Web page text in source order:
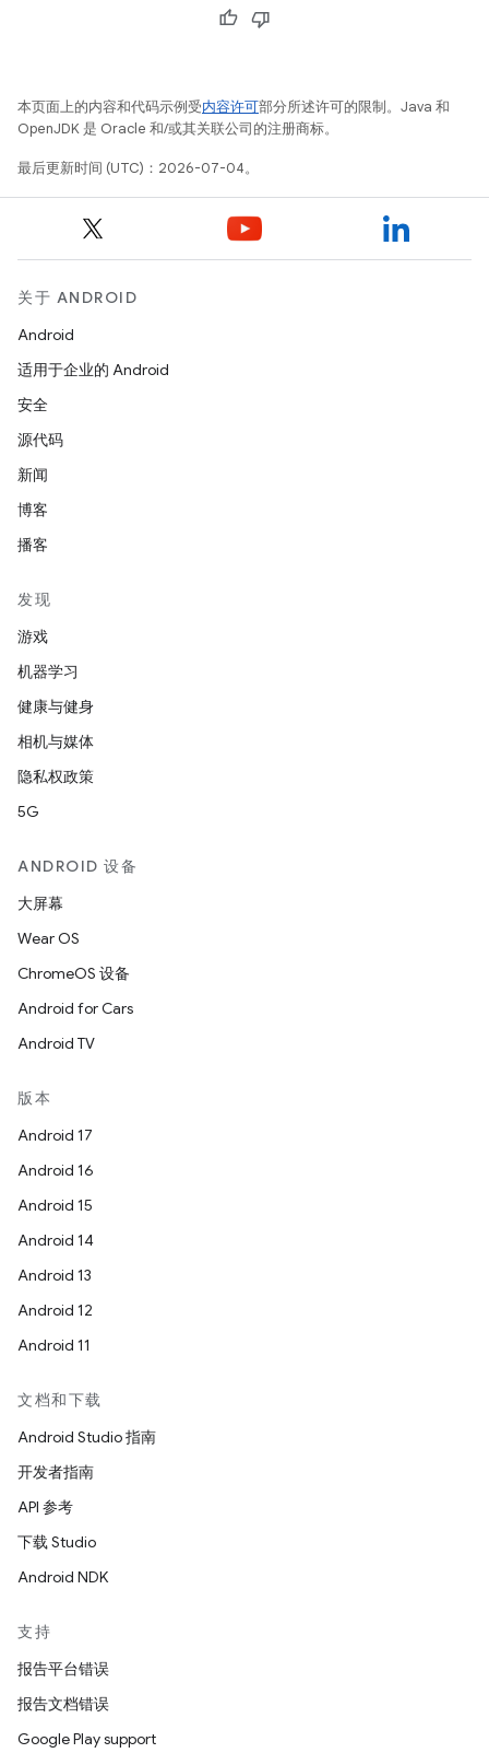
本页面上的内容和代码示例受内容许可部分所述许可的限制。Java 和
OpenJDK 是 Oracle 和/或其关联公司的注册商标。
最后更新时间 (UTC)：2026-07-04。
关于 ANDROID
Android
适用于企业的 Android
安全
源代码
新闻
博客
播客
发现
游戏
机器学习
健康与健身
相机与媒体
隐私权政策
5G
ANDROID 设备
大屏幕
Wear OS
ChromeOS 设备
Android for Cars
Android TV
版本
Android 17
Android 16
Android 15
Android 14
Android 13
Android 12
Android 11
文档和下载
Android Studio 指南
开发者指南
API 参考
下载 Studio
Android NDK
支持
报告平台错误
报告文档错误
Google Play support